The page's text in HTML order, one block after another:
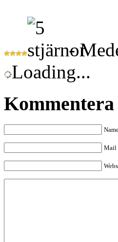
-
Loading...
Kommentera
Mail